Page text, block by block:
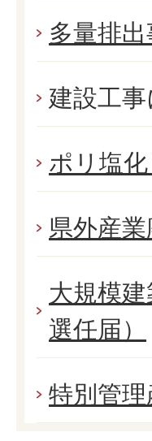
多量排
建設工
ポリ塩
県外産
大規模
選任届）
特別管